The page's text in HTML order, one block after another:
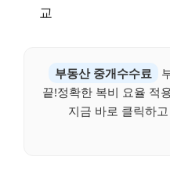
교
부동산 중개수수료
끝!정확한 복비 요율 적
지금 바로 클릭하